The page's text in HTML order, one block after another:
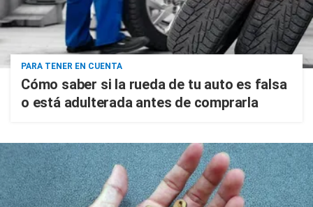
PARA TENER EN CUENTA
Cómo saber si la rueda de tu auto es falsa
o está adulterada antes de comprarla